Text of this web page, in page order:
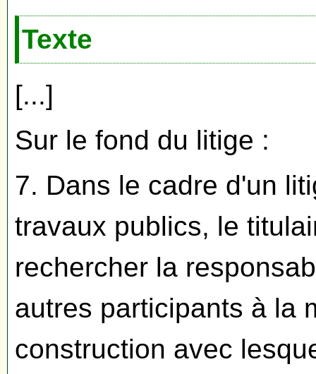
Texte
[...]
Sur le fond du litige :
7. Dans le cadre d'un
travaux publics, le
rechercher la
autres participants à la
construction avec